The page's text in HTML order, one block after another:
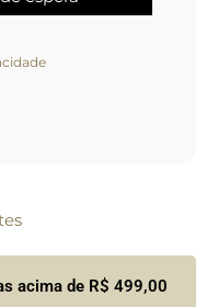
acima de R$ 499,00